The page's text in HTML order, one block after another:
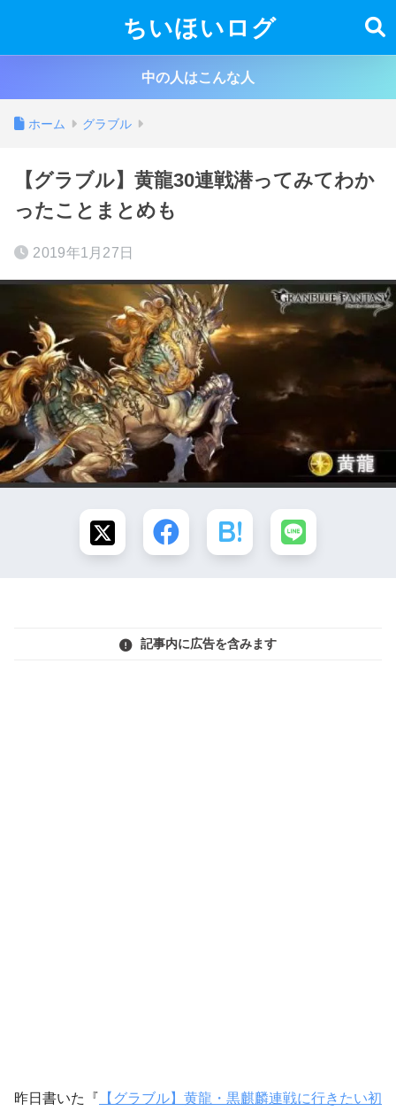
ちいほいログ
中の人はこんな人
ホーム グラブル
【グラブル】黄龍30連戦潜ってみてわか
ったことまとめも
2019年1月27日
記事内に広告を含みます
昨日書いた『 【グラブル】黄龍・黒麒麟連戦に行きたい初